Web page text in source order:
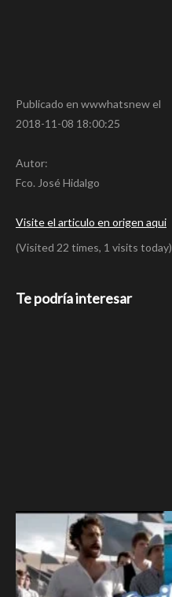
Publicado en wwwhatsnew el
2018-11-08 18:00:25
Autor:
Fco. José Hidalgo
Visite el articulo en origen aqui
(Visited 22 times, 1 visits today)
Te podría interesar